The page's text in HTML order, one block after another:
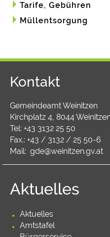
Tarife, Gebühren
Müllentsorgung
Kontakt
Gemeindeamt Weinitzen
Kirchplatz 4, 8044
Tel: +43 3132 25 50
Fax.: +43 / 3132 / 25 50-6
Mail: gde@weinitzen.gv.at
Aktuelles
Aktuelles
Amtstafel